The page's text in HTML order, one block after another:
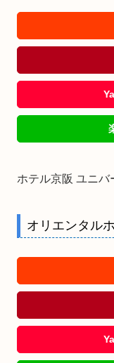
ホテル京阪 ユニバ
オリエンタル